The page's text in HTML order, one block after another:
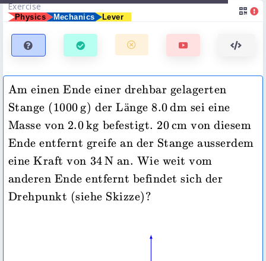
Courses
Exercise
Physics Mechanics Lever
Am einen Ende einer drehbar gelagerten
Stange (
1000\,\mathrm{g}
1000g) der Länge
8.0\,\mathrm{dm}
8.0dm sei eine
Masse von
2.0\,\mathrm{kg}
2.0kg befestigt.
20\,\mathrm{cm}
20cm von diesem
Ende entfernt greife an der Stange ausserdem
eine Kraft von
34\,\mathrm{N}
34N an. Wie weit vom
anderen Ende entfernt befindet sich der